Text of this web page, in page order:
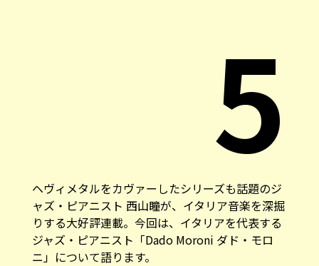
5
ヘヴィメタルをカヴァーしたシリーズも話題のジ
ャズ・ピアニスト 西山瞳が、イタリア音楽を深掘
りする大好評連載。今回は、イタリアを代表する
ジャズ・ピアニスト「Dado Moroni ダド・モロ
ニ」について語ります。